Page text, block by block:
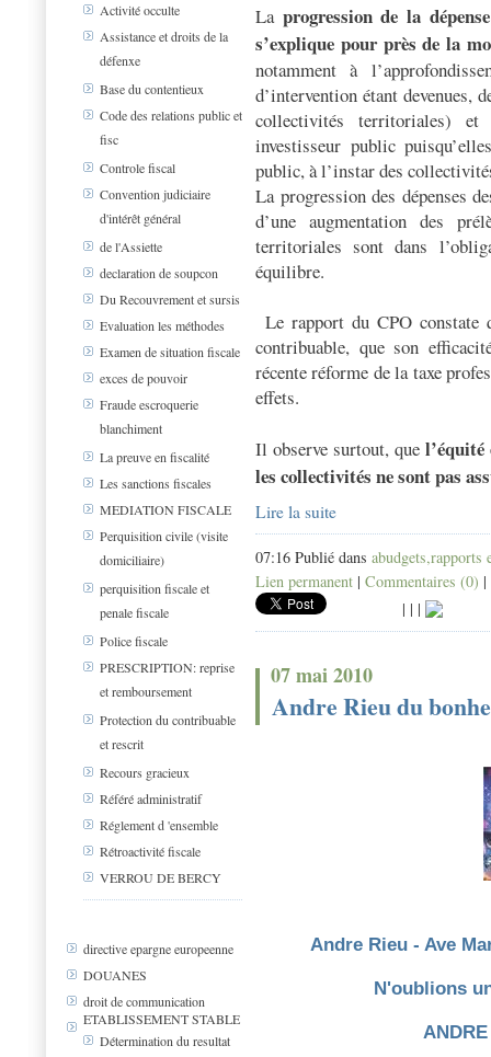
Activité occulte
Assistance et droits de la
défenxe
Base du contentieux
Code des relations public et
fisc
Controle fiscal
Convention judiciaire
d'intérêt général
de l'Assiette
declaration de soupcon
Du Recouvrement et sursis
Evaluation les méthodes
Examen de situation fiscale
exces de pouvoir
Fraude escroquerie
blanchiment
La preuve en fiscalité
Les sanctions fiscales
MEDIATION FISCALE
Perquisition civile (visite
domiciliaire)
perquisition fiscale et
penale fiscale
Police fiscale
PRESCRIPTION: reprise
et remboursement
Protection du contribuable
et rescrit
Recours gracieux
Référé administratif
Réglement d 'ensemble
Rétroactivité fiscale
VERROU DE BERCY
directive epargne europeenne
DOUANES
droit de communication
ETABLISSEMENT STABLE
Détermination du resultat
La progression de la
s’explique pour près de la
notamment à
d’intervention étant devenues,
collectivités territoriales)
investisseur public
public, à l’instar des
La progression des dépenses
d’une augmentation des
territoriales sont dans
équilibre.
Le rapport du CPO
contribuable, que son
récente réforme de la taxe
effets.
Il observe surtout, que
les collectivités ne sont pas
Lire la suite
07:16 Publié dans abudgets,rapports
Lien permanent | Commentaires (0) |
| | |
07 mai 2010
Andre Rieu du
Andre Rieu - Ave
N'oublions